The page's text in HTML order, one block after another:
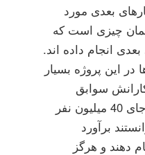
بعدی مورد
چیزی است که
انجام داده اند.
در این پروژه بسیار
سوابق
مالیاتی 40 هزار نفر را به جای 40 میلیون نفر
برآورد
دهند و هرگز